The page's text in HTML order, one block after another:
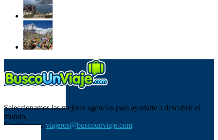
Seleccionamos las mejores agencias para ayudarte a descubrir el
mundo.
Contáctanos: viajeros@buscounviaje.com